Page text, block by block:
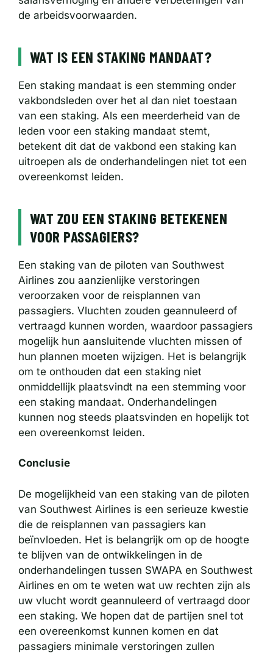
de arbeidsvoorwaarden.
WAT IS EEN STAKING MANDAAT?
Een staking mandaat is een stemming onder
vakbondsleden over het al dan niet toestaan
van een staking. Als een meerderheid van de
leden voor een staking mandaat stemt,
betekent dit dat de vakbond een staking kan
uitroepen als de onderhandelingen niet tot een
overeenkomst leiden.
WAT ZOU EEN STAKING BETEKENEN
VOOR PASSAGIERS?
Een staking van de piloten van Southwest
Airlines zou aanzienlijke verstoringen
veroorzaken voor de reisplannen van
passagiers. Vluchten zouden geannuleerd of
vertraagd kunnen worden, waardoor passagiers
mogelijk hun aansluitende vluchten missen of
hun plannen moeten wijzigen. Het is belangrijk
om te onthouden dat een staking niet
onmiddellijk plaatsvindt na een stemming voor
een staking mandaat. Onderhandelingen
kunnen nog steeds plaatsvinden en hopelijk tot
een overeenkomst leiden.
Conclusie
De mogelijkheid van een staking van de piloten
van Southwest Airlines is een serieuze kwestie
die de reisplannen van passagiers kan
beïnvloeden. Het is belangrijk om op de hoogte
te blijven van de ontwikkelingen in de
onderhandelingen tussen SWAPA en Southwest
Airlines en om te weten wat uw rechten zijn als
uw vlucht wordt geannuleerd of vertraagd door
een staking. We hopen dat de partijen snel tot
een overeenkomst kunnen komen en dat
passagiers minimale verstoringen zullen